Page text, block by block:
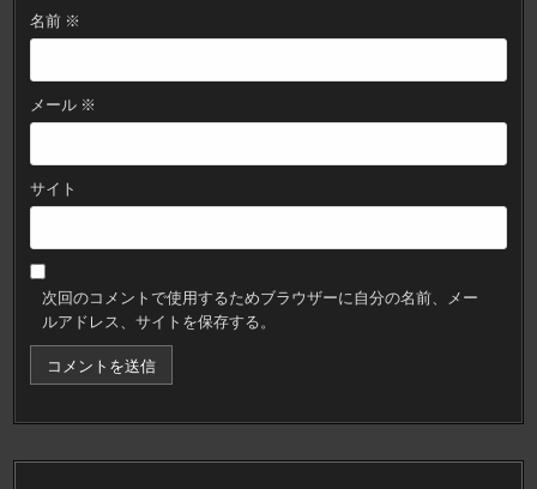
名前 ※
メール ※
サイト
次回のコメントで使用するためブラウザーに自分の名前、メー
ルアドレス、サイトを保存する。